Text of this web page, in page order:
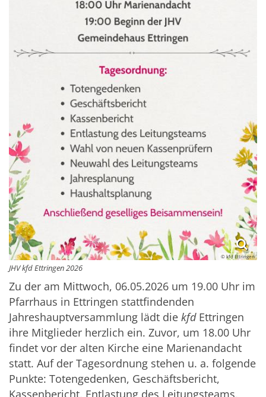
© kfd Ettringen
JHV kfd Ettringen 2026
Zu der am Mittwoch, 06.05.2026 um 19.00 Uhr im
Pfarrhaus in Ettringen stattfindenden
Jahreshauptversammlung lädt die kfdEttringen
ihre Mitglieder herzlich ein. Zuvor, um 18.00 Uhr
findet vor der alten Kirche eine Marienandacht
statt. Auf der Tagesordnung stehen u. a. folgende
Punkte: Totengedenken, Geschäftsbericht,
Kassenbericht, Entlastung des Leitungsteams,